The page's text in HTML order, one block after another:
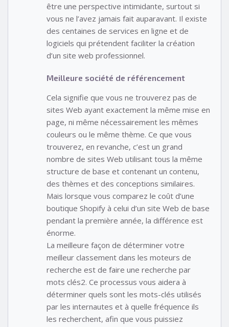
être une perspective intimidante, surtout si
vous ne l’avez jamais fait auparavant. Il existe
des centaines de services en ligne et de
logiciels qui prétendent faciliter la création
d’un site web professionnel.
Meilleure société de référencement
Cela signifie que vous ne trouverez pas de
sites Web ayant exactement la même mise en
page, ni même nécessairement les mêmes
couleurs ou le même thème. Ce que vous
trouverez, en revanche, c’est un grand
nombre de sites Web utilisant tous la même
structure de base et contenant un contenu,
des thèmes et des conceptions similaires.
Mais lorsque vous comparez le coût d’une
boutique Shopify à celui d’un site Web de base
pendant la première année, la différence est
énorme.
La meilleure façon de déterminer votre
meilleur classement dans les moteurs de
recherche est de faire une recherche par
mots clés2. Ce processus vous aidera à
déterminer quels sont les mots-clés utilisés
par les internautes et à quelle fréquence ils
les recherchent, afin que vous puissiez